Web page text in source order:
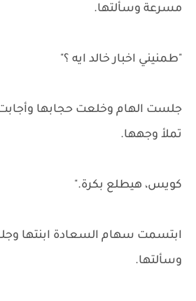
مسرعة وسألتها.
"طمنيني اخبار خالد ايه ؟"
جلست الهام وخلعت حجابها وأجابت
تملأ وجهها.
كويس، هيطلع بكرة."
ابتسمت سهام السعادة ابنتها
وسألتها.